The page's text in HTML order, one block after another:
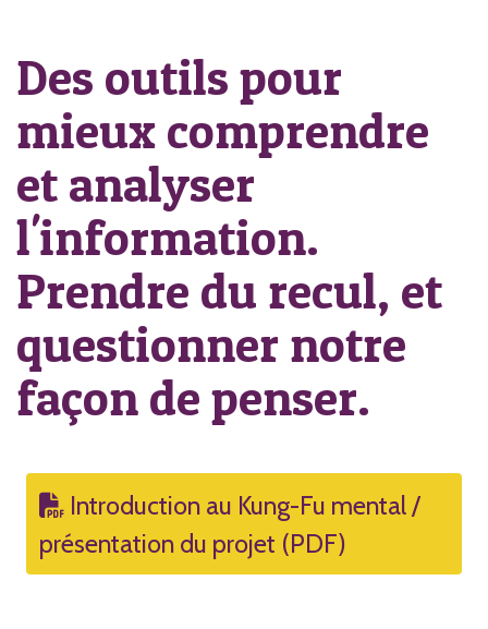
Des outils pour
mieux comprendre
et analyser
l'information.
Prendre du recul, et
questionner notre
façon de penser.
Introduction au Kung-Fu mental /
présentation du projet (PDF)